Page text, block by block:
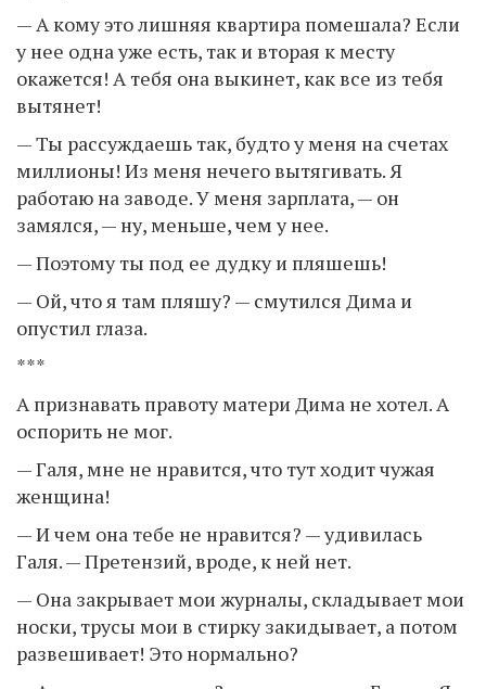
— А кому это лишняя квартира помешала? Если
у нее одна уже есть, так и вторая к месту
окажется! А тебя она выкинет, как все из тебя
вытянет!
— Ты рассуждаешь так, будто у меня на счетах
миллионы! Из меня нечего вытягивать. Я
работаю на заводе. У меня зарплата, — он
замялся, — ну, меньше, чем у нее.
— Поэтому ты под ее дудку и пляшешь!
— Ой, что я там пляшу? — смутился Дима и
опустил глаза.
***
А признавать правоту матери Дима не хотел. А
оспорить не мог.
— Галя, мне не нравится, что тут ходит чужая
женщина!
— И чем она тебе не нравится? — удивилась
Галя. — Претензий, вроде, к ней нет.
— Она закрывает мои журналы, складывает мои
носки, трусы мои в стирку закидывает, а потом
развешивает! Это нормально?